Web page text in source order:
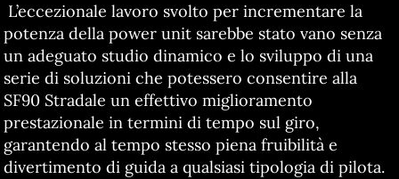
L’eccezionale lavoro svolto per incrementare la
potenza della power unit sarebbe stato vano senza
un adeguato studio dinamico e lo sviluppo di una
serie di soluzioni che potessero consentire alla
SF90 Stradale un effettivo miglioramento
prestazionale in termini di tempo sul giro,
garantendo al tempo stesso piena fruibilità e
divertimento di guida a qualsiasi tipologia di pilota.